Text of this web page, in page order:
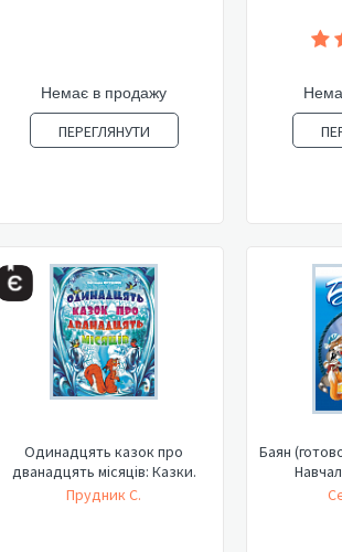
Немає в продажу
ПЕРЕГЛЯНУТИ
Одинадцять казок про
дванадцять місяців: Казки.
Прудник С.
Баян